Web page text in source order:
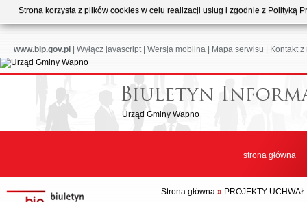
Strona korzysta z plików cookies w celu realizacji usług i zgodnie z
www.bip.gov.pl Wyłącz javascript| Wersja mobilna Mapa serwisu Kontakt
Urząd Gminy Wapno
strona główna
Strona główna » PROJEKTY UCHWAŁ